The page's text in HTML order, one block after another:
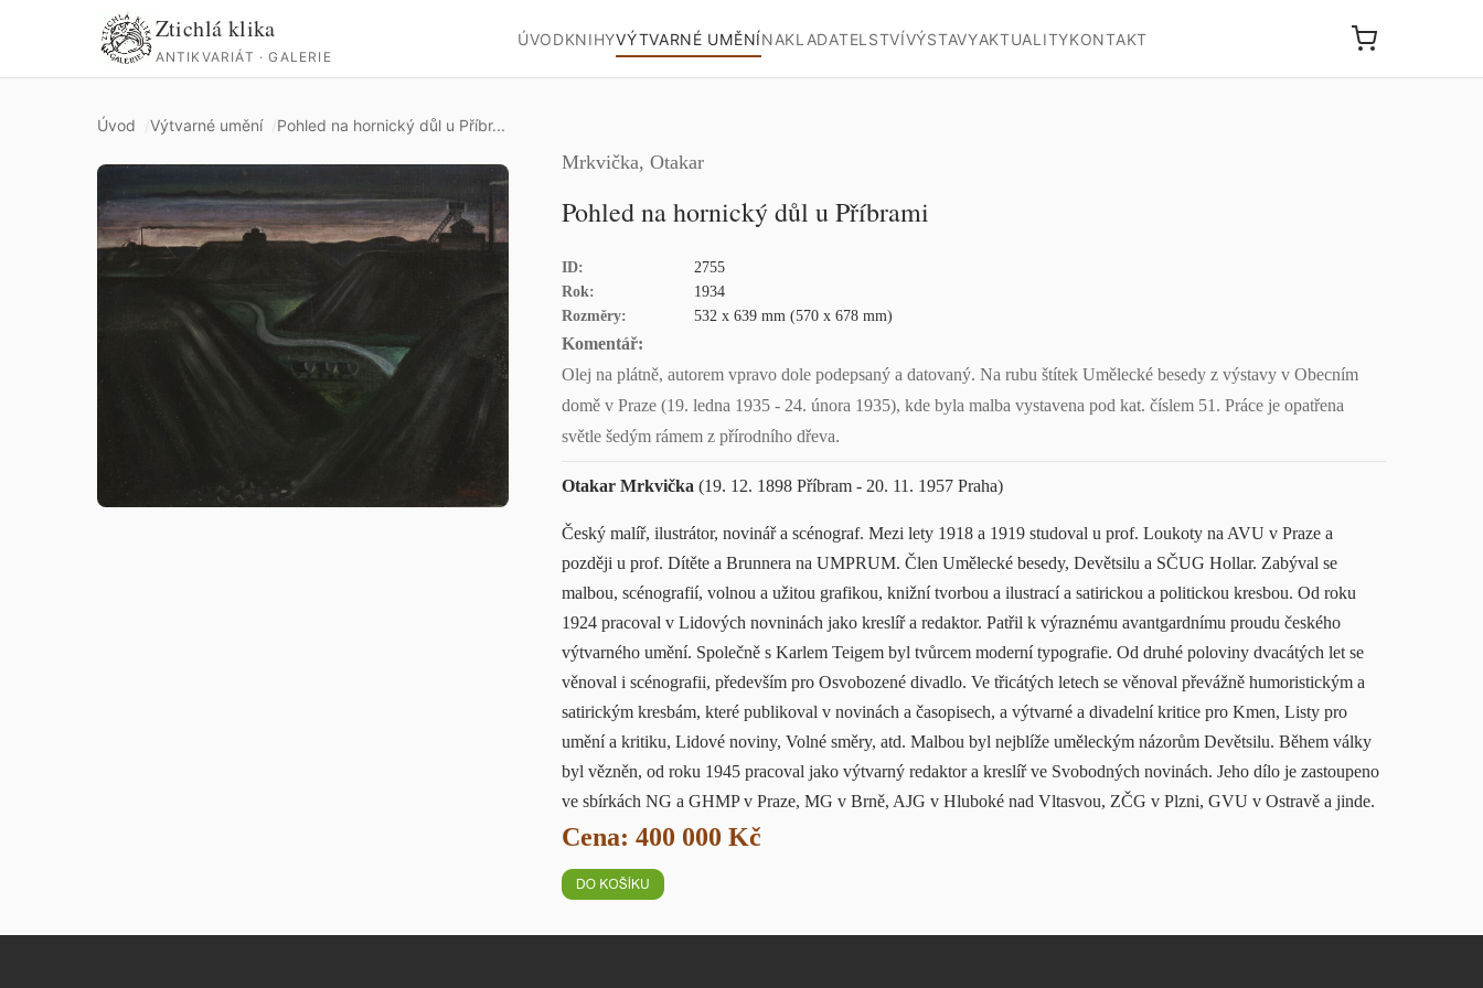
Ztichlá klika
ANTIKVARIÁT · GALERIE
ÚVODKNIHYVÝTVARNÉ UMĚNÍNAKLADATELSTVÍVÝSTAVYAKTUALITYKONTAKT
Úvod Výtvarné umění Pohled na hornický důl u Příbr...
Mrkvička, Otakar
Pohled na hornický důl u Příbrami
ID:
2755
Rok:
1934
Rozměry:
532 x 639 mm (570 x 678 mm)
Komentář:
Olej na plátně, autorem vpravo dole podepsaný a datovaný. Na rubu štítek Umělecké besedy z výstavy v Obecním
domě v Praze (19. ledna 1935 - 24. února 1935), kde byla malba vystavena pod kat. číslem 51. Práce je opatřena
světle šedým rámem z přírodního dřeva.
Otakar Mrkvička(19. 12. 1898 Příbram - 20. 11. 1957 Praha)
Český malíř, ilustrátor, novinář a scénograf. Mezi lety 1918 a 1919 studoval u prof. Loukoty na AVU v Praze a
později u prof. Dítěte a Brunnera na UMPRUM. Člen Umělecké besedy, Devětsilu a SČUG Hollar. Zabýval se
malbou, scénografií, volnou a užitou grafikou, knižní tvorbou a ilustrací a satirickou a politickou kresbou. Od roku
1924 pracoval v Lidových novninách jako kreslíř a redaktor. Patřil k výraznému avantgardnímu proudu českého
výtvarného umění. Společně s Karlem Teigem byl tvůrcem moderní typografie. Od druhé poloviny dvacátých let se
věnoval i scénografii, především pro Osvobozené divadlo. Ve třicátých letech se věnoval převážně humoristickým a
satirickým kresbám, které publikoval v novinách a časopisech, a výtvarné a divadelní kritice pro Kmen, Listy pro
umění a kritiku, Lidové noviny, Volné směry, atd. Malbou byl nejblíže uměleckým názorům Devětsilu. Během války
byl vězněn, od roku 1945 pracoval jako výtvarný redaktor a kreslíř ve Svobodných novinách. Jeho dílo je zastoupeno
ve sbírkách NG a GHMP v Praze, MG v Brně, AJG v Hluboké nad Vltasvou, ZČG v Plzni, GVU v Ostravě a jinde.
Cena: 400 000 Kč